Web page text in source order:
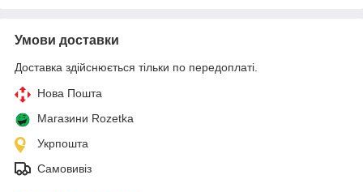
Умови доставки
Доставка здійснюється тільки по передоплаті.
Нова Пошта
Магазини Rozetka
Укрпошта
Самовивіз